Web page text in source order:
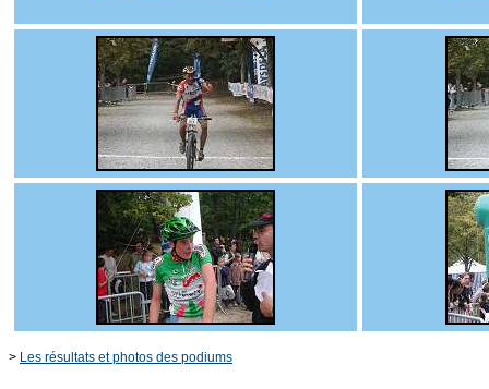
> Les résultats et photos des podiums